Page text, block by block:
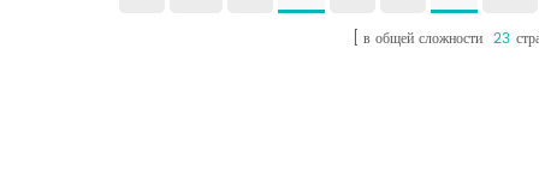
экологически чистый,
нетоксичный, прозрачный
в общей сложности 23